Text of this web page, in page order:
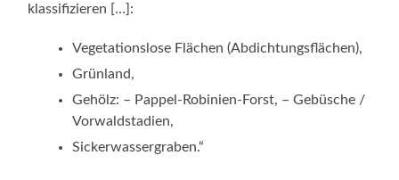
klassifizieren […]:
Vegetationslose Flächen (Abdichtungsflächen),
Grünland,
Gehölz: – Pappel-Robinien-Forst, – Gebüsche /
Vorwaldstadien,
Sickerwassergraben.“